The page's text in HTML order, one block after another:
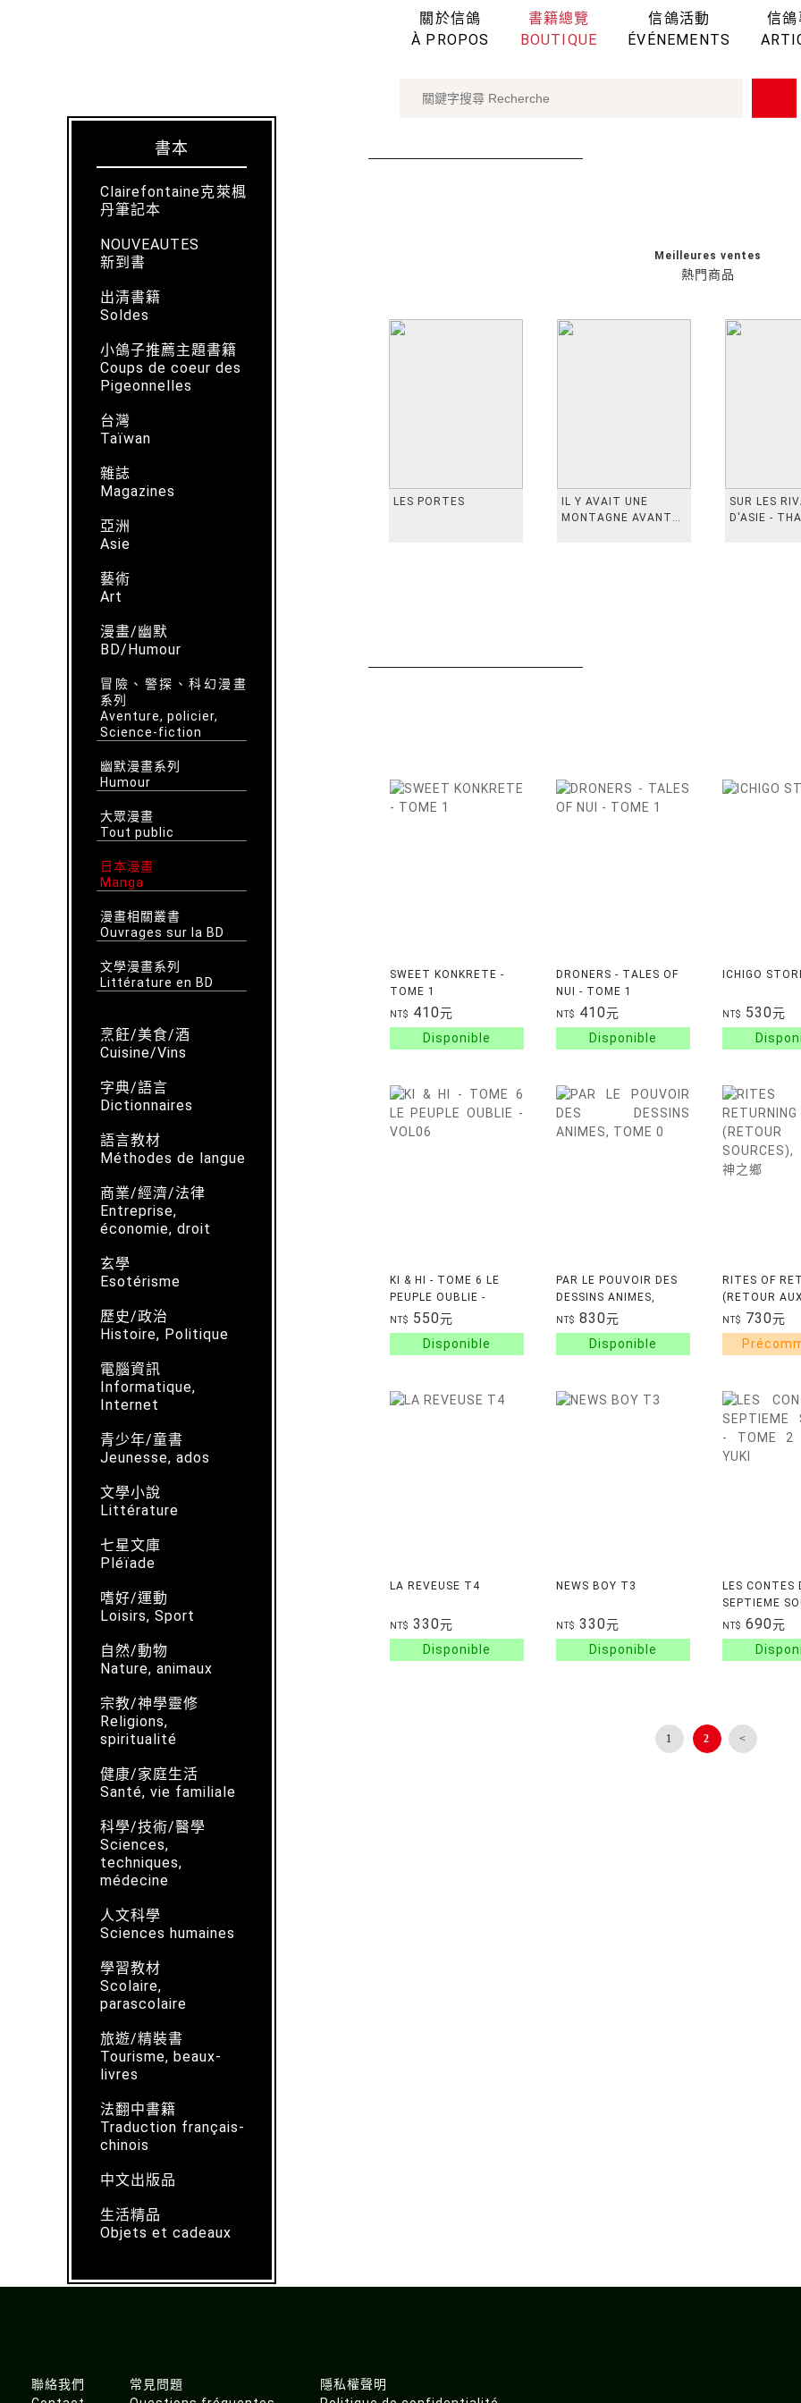
關於信鴿
À PROPOS
書籍總覽
BOUTIQUE
信鴿活動
ÉVÉNEMENTS
信鴿
書本
Clairefontaine克萊楓
丹筆記本
NOUVEAUTES
新到書
出清書籍
Soldes
小鴿子推薦主題書籍
Coups de coeur des
Pigeonnelles
台灣
Taïwan
雜誌
Magazines
亞洲
Asie
藝術
Art
漫畫/幽默
BD/Humour
冒險、警探、科幻漫畫
系列
Aventure, policier,
Science-fiction
幽默漫畫系列
Humour
大眾漫畫
Tout public
日本漫畫
Manga
漫畫相關叢書
Ouvrages sur la BD
文學漫畫系列
Littérature en BD
烹飪/美食/酒
Cuisine/Vins
字典/語言
Dictionnaires
語言教材
Méthodes de langue
商業/經濟/法律
Entreprise,
économie, droit
玄學
Esotérisme
歷史/政治
Histoire, Politique
電腦資訊
Informatique,
Internet
青少年/童書
Jeunesse, ados
文學小說
Littérature
七星文庫
Pléïade
嗜好/運動
Loisirs, Sport
自然/動物
Nature, animaux
宗教/神學靈修
Religions,
spiritualité
健康/家庭生活
Santé, vie familiale
科學/技術/醫學
Sciences,
techniques,
médecine
人文科學
Sciences humaines
學習教材
Scolaire,
parascolaire
旅遊/精裝書
Tourisme, beaux-
livres
法翻中書籍
Traduction français-
chinois
中文出版品
生活精品
Objets et cadeaux
熱門商品
Meilleures ventes
LES PORTES
IL Y AVAIT UNE
MONTAGNE AVANT
SUR LES
D'ASIE -
SWEET KONKRETE -
TOME 1
NT$ 410元
DRONERS - TALES OF
NUI - TOME 1
NT$ 410元
ICHIGO
NT$ 530元
KI & HI - TOME 6 LE
PEUPLE OUBLIE -
VOL06
NT$ 550元
PAR LE POUVOIR DES
DESSINS ANIMES,
TOME 0
NT$ 830元
RITES OF
(RETOUR AUX
SOURCES),
之鄉
NT$ 730元
LA REVEUSE T4
NT$ 330元
NEWS BOY T3
NT$ 330元
LES CONTES
SEPTIEME
TOME 2 :
NT$ 690元
1 2 <
聯絡我們
常見問題
隱私權聲明